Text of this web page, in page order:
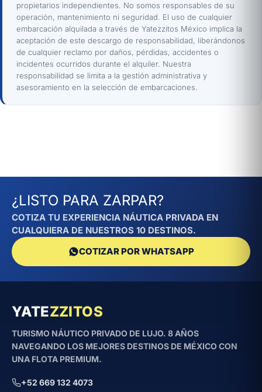
propietarios independientes. No somos responsables de su
operación, mantenimiento ni seguridad. El uso de cualquier
embarcación alquilada a través de Yatezzitos México implica la
aceptación de este descargo de responsabilidad, liberándonos
de cualquier reclamo por daños, pérdidas, accidentes o
incidentes ocurridos durante el alquiler. Nuestra
responsabilidad se limita a la gestión administrativa y
asesoramiento en la selección de embarcaciones.
¿LISTO PARA ZARPAR?
COTIZA TU EXPERIENCIA NÁUTICA PRIVADA EN
CUALQUIERA DE NUESTROS 10 DESTINOS.
COTIZAR POR WHATSAPP
YATEZZITOS
TURISMO NÁUTICO PRIVADO DE LUJO. 8 AÑOS
NAVEGANDO LOS MEJORES DESTINOS DE MÉXICO CON
UNA FLOTA PREMIUM.
+52 669 132 4073